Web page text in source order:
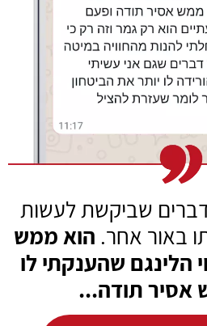
שביקשתלעשות
באור אחר. הוא ממש
הלינגם שהענקתי לו
אסיר תודה...